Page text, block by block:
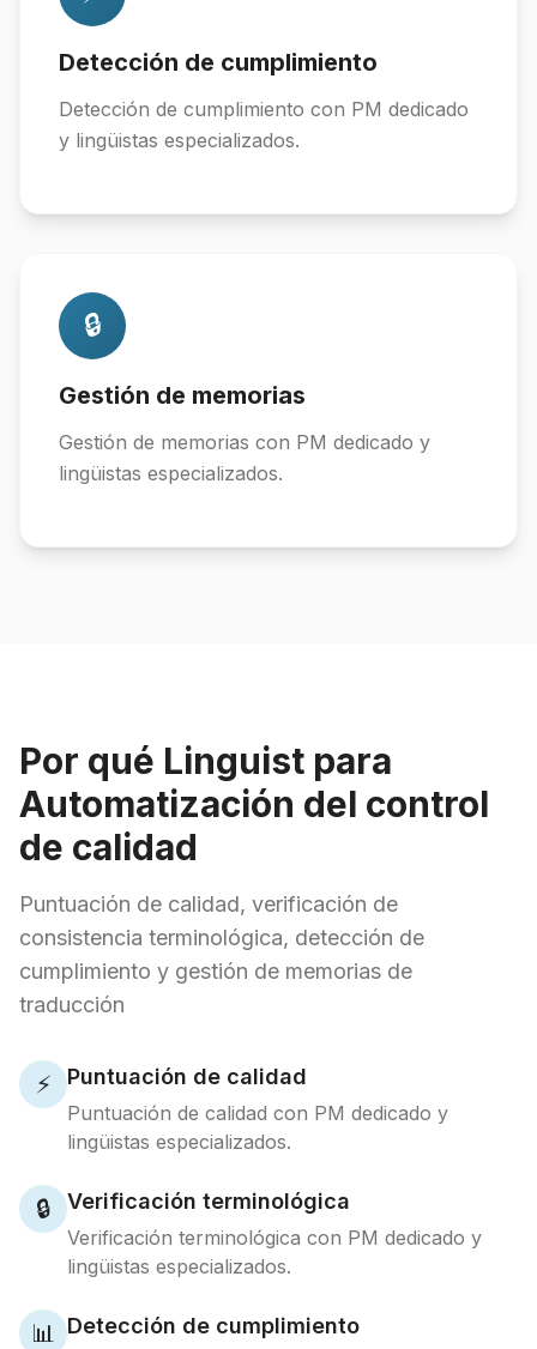
Detección de cumplimiento
Detección de cumplimiento con PM dedicado
y lingüistas especializados.
🔒
Gestión de memorias
Gestión de memorias con PM dedicado y
lingüistas especializados.
Por qué Linguist para
Automatización del control
de calidad
Puntuación de calidad, verificación de
consistencia terminológica, detección de
cumplimiento y gestión de memorias de
traducción
⚡ Puntuación de calidad
Puntuación de calidad con PM dedicado y
lingüistas especializados.
🔒 Verificación terminológica
Verificación terminológica con PM dedicado y
lingüistas especializados.
📊 Detección de cumplimiento